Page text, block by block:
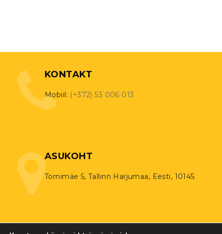
KONTAKT
Mobiil: (+372) 53 006 013
ASUKOHT
Tornimäe 5, Tallinn Harjumaa, Eesti, 10145